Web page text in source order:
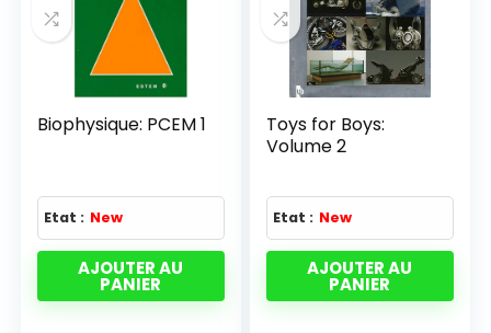
Biophysique: PCEM 1
Etat : New
AJOUTER AU
PANIER
Toys for Boys:
Volume 2
Etat : New
AJOUTER AU
PANIER